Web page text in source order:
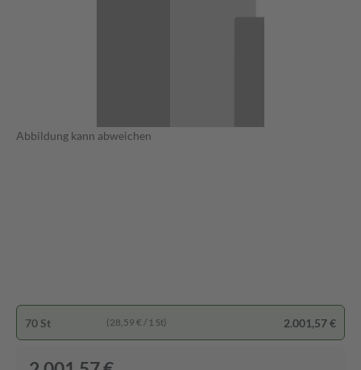
Abbildung kann abweichen
70 St (28,59 € / 1 St) 2.001,57 €